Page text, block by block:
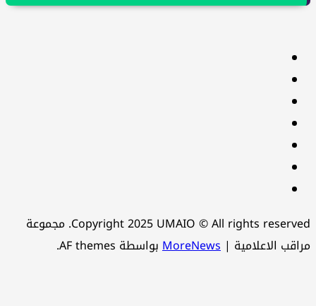
facebook
Twitter
youtube
Linkedin
instagram
snapchat
Telegram
Copyright 2025 UMAIO © All rights reserved. مجموعة
الاعلامية|
MoreNewsبواسطة AF themes.